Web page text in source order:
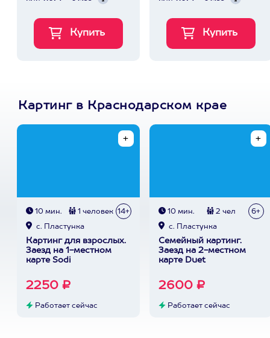
Картинг в Краснодарском крае
10 мин. 1 человек 14+
с. Пластунка
Картинг для взрослых.
Заезд на 1-местном
карте Sodi
2250 ₽
Работает сейчас
10 мин. 2 чел 6+
с. Пластунка
Семейный картинг.
Заезд на 2-местном
карте Duet
2600 ₽
Работает сейчас